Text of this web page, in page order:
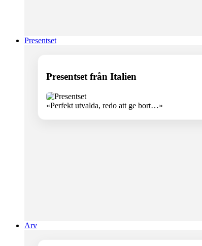
Presentset
Presentset från Italien
«Perfekt utvalda, redo att ge bort…»
Arv